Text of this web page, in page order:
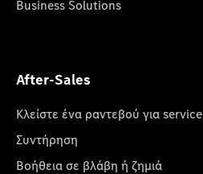
Business Solutions
After-Sales
Κλείστε ένα ραντεβού για service
Συντήρηση
Βοήθεια σε βλάβη ή ζημιά